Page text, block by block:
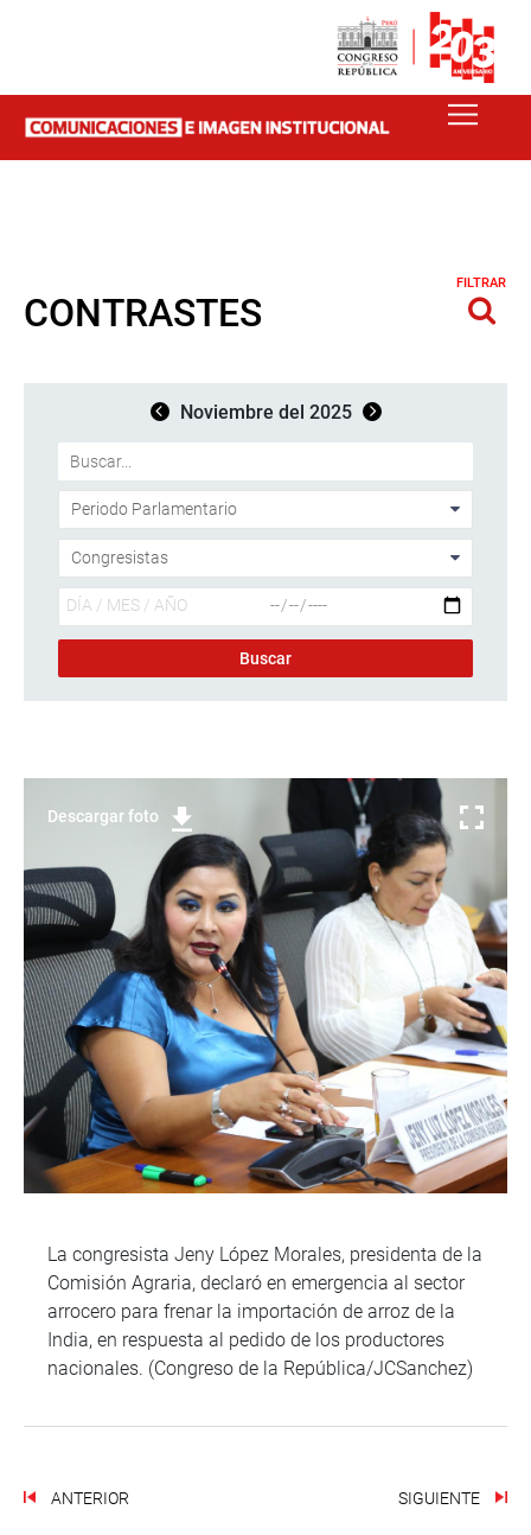
CONTRASTES
FILTRAR
Noviembre del 2025
Descargar foto
La congresista Jeny López Morales, presidenta de la
Comisión Agraria, declaró en emergencia al sector
arrocero para frenar la importación de arroz de la
India, en respuesta al pedido de los productores
nacionales. (Congreso de la República/JCSanchez)
ANTERIOR SIGUIENTE